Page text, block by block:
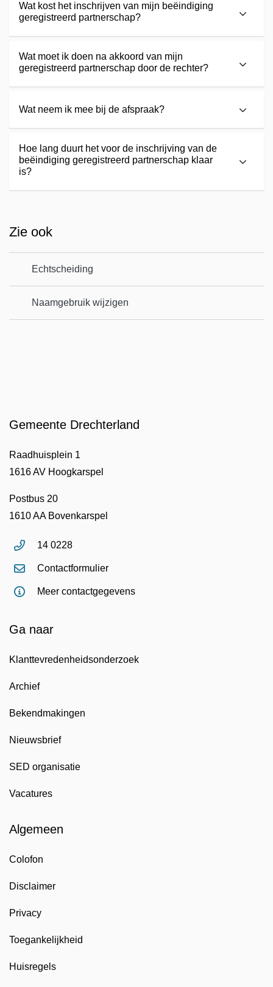
Wat kost het inschrijven van mijn beëindiging
geregistreerd partnerschap?
Wat moet ik doen na akkoord van mijn
geregistreerd partnerschap door de rechter?
Wat neem ik mee bij de afspraak?
Hoe lang duurt het voor de inschrijving van de
beëindiging geregistreerd partnerschap klaar
is?
Zie ook
Echtscheiding
Naamgebruik wijzigen
Gemeente Drechterland
Raadhuisplein 1
1616 AV Hoogkarspel
Postbus 20
1610 AA Bovenkarspel
14 0228
Contactformulier
Meer contactgegevens
Ga naar
Klanttevredenheidsonderzoek
Archief
Bekendmakingen
Nieuwsbrief
SED organisatie
Vacatures
Algemeen
Colofon
Disclaimer
Privacy
Toegankelijkheid
Huisregels